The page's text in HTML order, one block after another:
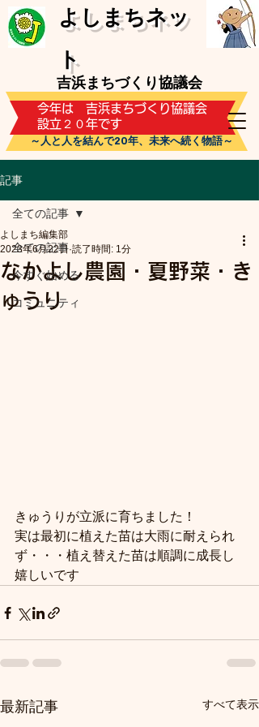
吉浜まちづくり協議会
​よしまちネッ
ト
​今年は 吉浜まちづくり協議会
設立２０年です
～人と人を結んで20年、未来へ続く物語～
記事
全ての記事
今すぐ始める
コミュニティ
全ての記事
なかよし農園・夏野菜・き
ゅうり
よしまち編集部
2023年6月22日 読了時間: 1分
きゅうりが立派に育ちました！
実は最初に植えた苗は大雨に耐えられ
ず・・・植え替えた苗は順調に成長し
嬉しいです
最新記事 すべて表示